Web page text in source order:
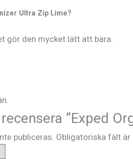
Ultra Zip Lime?
gör den mycket lätt att bära.
”Exped
publiceras. Obligatoriska fält är